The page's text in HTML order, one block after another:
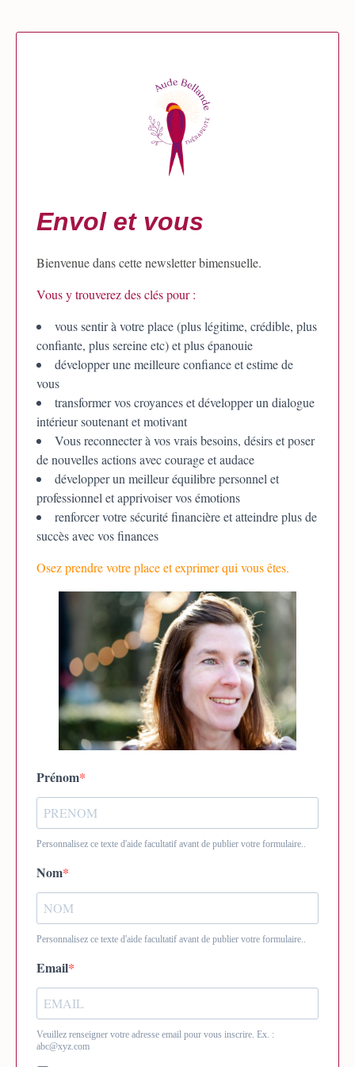
Envol et vous
Bienvenue dans cette newsletter bimensuelle.
Vous y trouverez des clés pour :
vous sentir à votre place (plus légitime, crédible, plus
confiante, plus sereine etc) et plus épanouie
développer une meilleure confiance et estime de
vous
transformer vos croyances et développer un dialogue
intérieur soutenant et motivant
Vous reconnecter à vos vrais besoins, désirs et poser
de nouvelles actions avec courage et audace
développer un meilleur équilibre personnel et
professionnel et apprivoiser vos émotions
renforcer votre sécurité financière et atteindre plus de
succès avec vos finances
Osez prendre votre place et exprimer qui vous êtes.
Prénom
Personnalisez ce texte d'aide facultatif avant de publier votre formulaire..
Nom
Personnalisez ce texte d'aide facultatif avant de publier votre formulaire..
Email
Veuillez renseigner votre adresse email pour vous inscrire. Ex. :
abc@xyz.com